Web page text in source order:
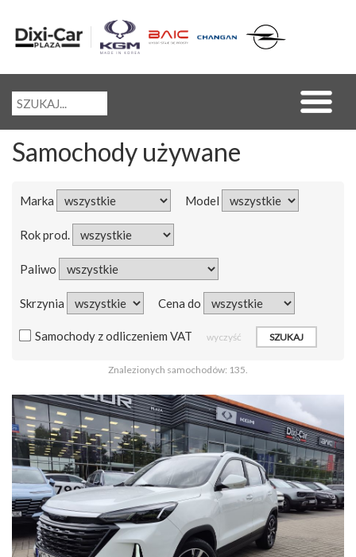
Samochody używane
Marka Model
Rok prod.
Paliwo
Skrzynia Cena do
Samochody z odliczeniem VAT wyczyść
Znalezionych samochodów: 135.